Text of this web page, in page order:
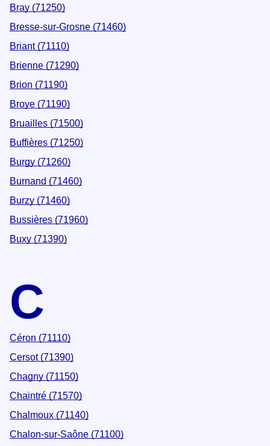
Bray (71250)
Bresse-sur-Grosne (71460)
Briant (71110)
Brienne (71290)
Brion (71190)
Broye (71190)
Bruailles (71500)
Buffières (71250)
Burgy (71260)
Burnand (71460)
Burzy (71460)
Bussières (71960)
Buxy (71390)
C
Céron (71110)
Cersot (71390)
Chagny (71150)
Chaintré (71570)
Chalmoux (71140)
Chalon-sur-Saône (71100)